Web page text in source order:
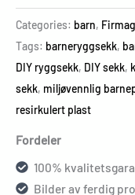
Categories: barn,
Tags: barne­ryggsekk,
DIY ryggsekk, DIY sekk,
sekk, miljøvennlig
resirkulert plast
Fordeler
100%
Bilder av ferdig